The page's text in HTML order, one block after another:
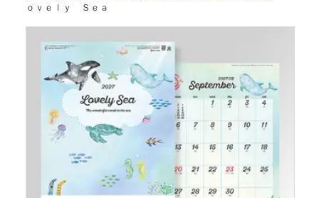
ｏｖｅｌｙ Ｓｅａ